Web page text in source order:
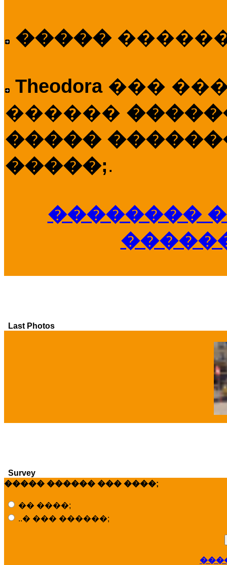
�����
Theodora ���
������
�����
�����;.
��������
Last Photos
Survey
����� ������ ��� ����;
�� ����;
..� ��� ������;